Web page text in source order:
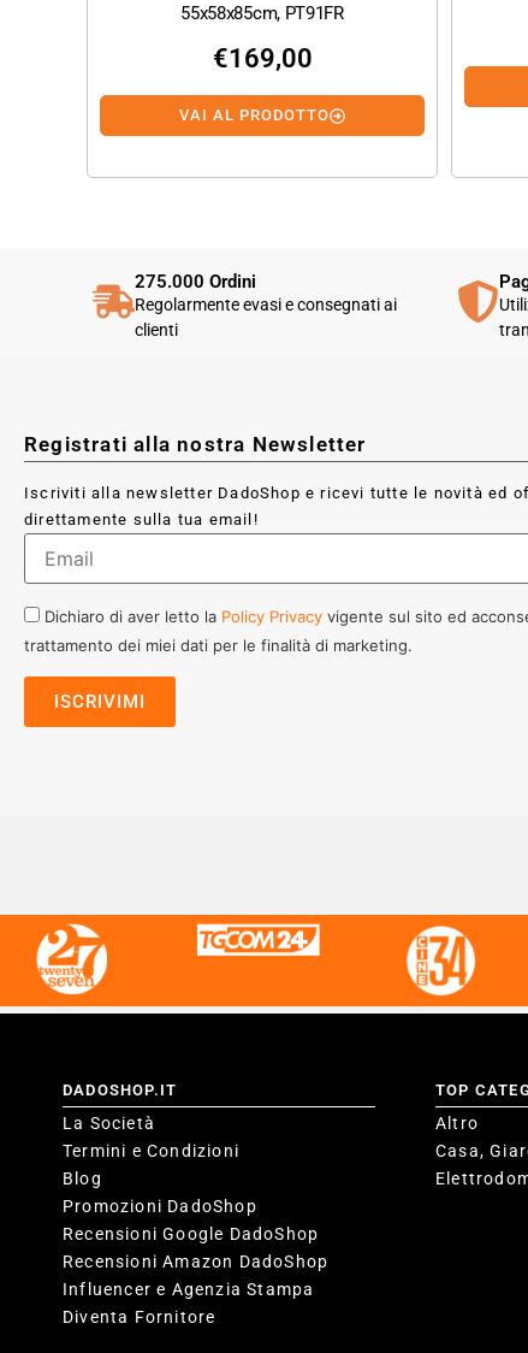
55x58x85cm, PT91FR
€169,00
VAI AL PRODOTTO
275.000 Ordini
Regolarmente evasi e consegnati ai
clienti
Registrati alla nostra Newsletter
Iscriviti alla newsletter DadoShop e ricevi tutte le novità ed
direttamente sulla tua email!
Dichiaro di aver letto la Policy Privacy vigente sul sito ed
trattamento dei miei dati per le finalità di marketing.
DADOSHOP.IT
La Società
Termini e Condizioni
Blog
Promozioni DadoShop
Recensioni Google DadoShop
Recensioni Amazon DadoShop
Influencer e Agenzia Stampa
Diventa Fornitore
TOP
Altro
Casa,